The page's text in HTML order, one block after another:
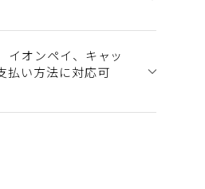
イオンペイ、キャッ
払い方法に対応可